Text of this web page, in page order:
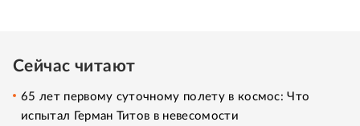
Сейчас читают
65 лет первому суточному полету в космос: Что
испытал Герман Титов в невесомости